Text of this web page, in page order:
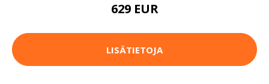
629 EUR
LISÄTIETOJA